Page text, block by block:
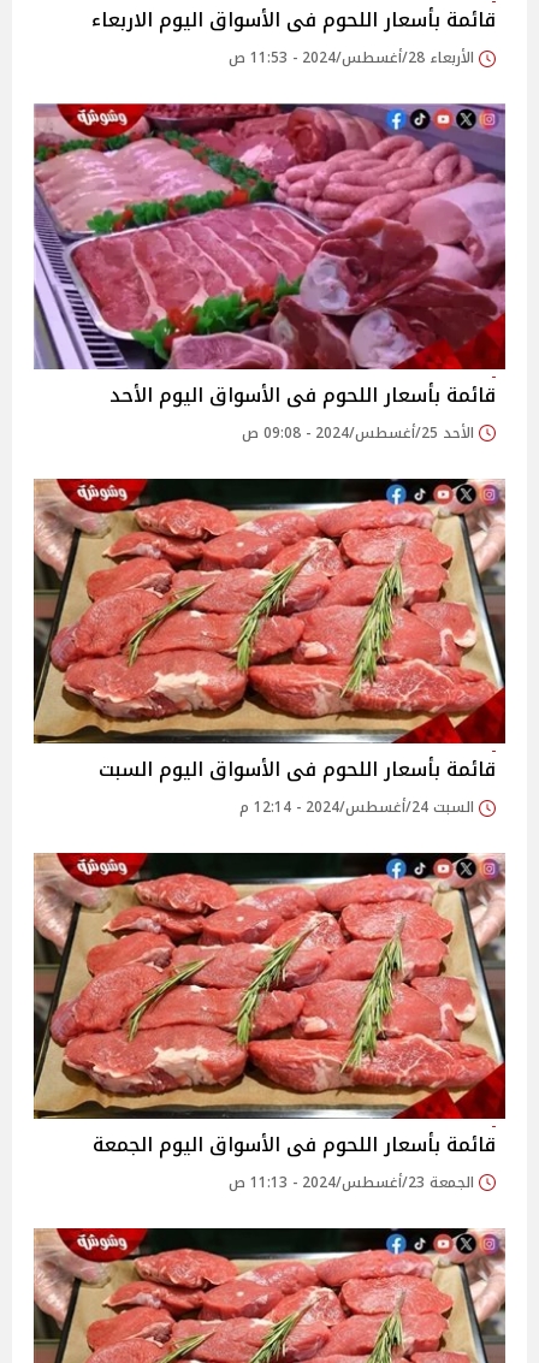
قائمة بأسعار اللحوم فى الأسواق اليوم الاربعاء
الأربعاء 28/أغسطس/2024 - 11:53 ص
قائمة بأسعار اللحوم فى الأسواق اليوم الأحد
الأحد 25/أغسطس/2024 - 09:08 ص
قائمة بأسعار اللحوم فى الأسواق اليوم السبت
السبت 24/أغسطس/2024 - 12:14 م
قائمة بأسعار اللحوم فى الأسواق اليوم الجمعة
الجمعة 23/أغسطس/2024 - 11:13 ص